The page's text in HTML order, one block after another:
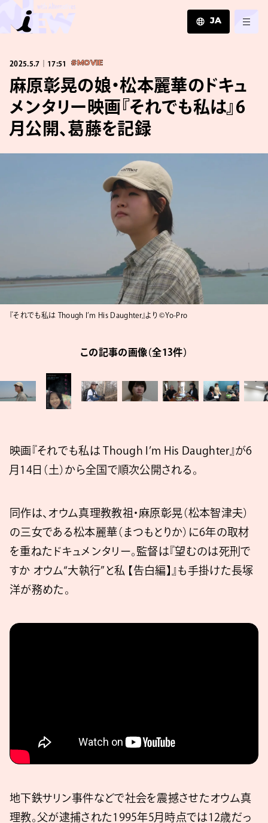
JA
ZH
2025.5.7｜17:51 #MOVIE
麻原彰晃の娘・松本麗華のドキュ
メンタリー映画『それでも私は』6
月公開、葛藤を記録
『それでも私は Though I’m His Daughter』より ©Yo-Pro
この記事の画像（全13件）
映画『それでも私は Though I’m His Daughter』が6
月14日（土）から全国で順次公開される。
同作は、オウム真理教教祖・麻原彰晃（松本智津夫）
の三女である松本麗華（まつもとりか）に6年の取材
を重ねたドキュメンタリー。監督は『望むのは死刑で
すか オウム“大執行”と私 【告白編】』も手掛けた長塚
洋が務めた。
地下鉄サリン事件などで社会を震撼させたオウム真
理教。父が逮捕された1995年5月時点では12歳だっ